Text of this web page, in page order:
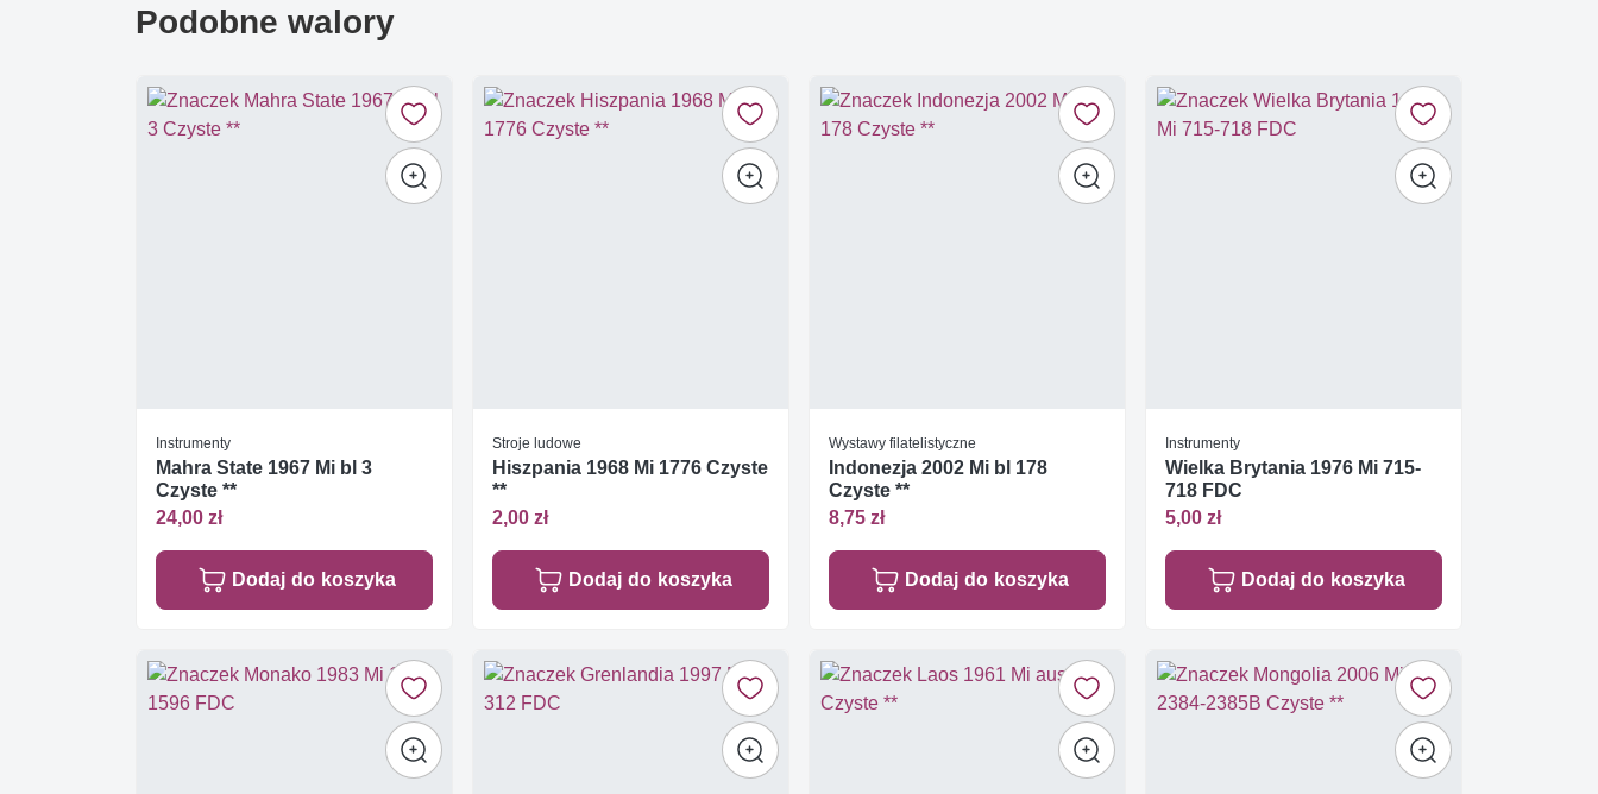
Podobne walory
Instrumenty
Mahra State 1967 Mi bl 3
Czyste **
24,00 zł
Dodaj do koszyka
Stroje ludowe
Hiszpania 1968 Mi 1776 Czyste
**
2,00 zł
Dodaj do koszyka
Wystawy filatelistyczne
Indonezja 2002 Mi bl 178
Czyste **
8,75 zł
Dodaj do koszyka
Instrumenty
Wielka Brytania 1976 Mi 715-
718 FDC
5,00 zł
Dodaj do koszyka